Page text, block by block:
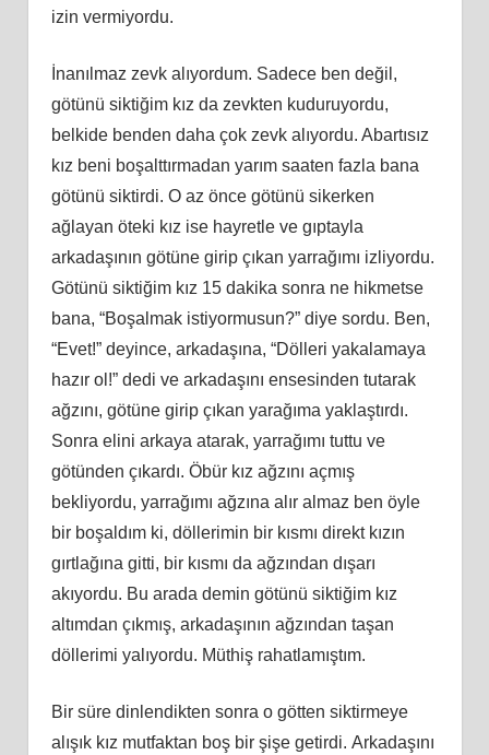
izin vermiyordu.
İnanılmaz zevk alıyordum. Sadece ben değil,
götünü siktiğim kız da zevkten kuduruyordu,
belkide benden daha çok zevk alıyordu. Abartısız
kız beni boşalttırmadan yarım saaten fazla bana
götünü siktirdi. O az önce götünü sikerken
ağlayan öteki kız ise hayretle ve gıptayla
arkadaşının götüne girip çıkan yarrağımı izliyordu.
Götünü siktiğim kız 15 dakika sonra ne hikmetse
bana, “Boşalmak istiyormusun?” diye sordu. Ben,
“Evet!” deyince, arkadaşına, “Dölleri yakalamaya
hazır ol!” dedi ve arkadaşını ensesinden tutarak
ağzını, götüne girip çıkan yarağıma yaklaştırdı.
Sonra elini arkaya atarak, yarrağımı tuttu ve
götünden çıkardı. Öbür kız ağzını açmış
bekliyordu, yarrağımı ağzına alır almaz ben öyle
bir boşaldım ki, döllerimin bir kısmı direkt kızın
gırtlağına gitti, bir kısmı da ağzından dışarı
akıyordu. Bu arada demin götünü siktiğim kız
altımdan çıkmış, arkadaşının ağzından taşan
döllerimi yalıyordu. Müthiş rahatlamıştım.
Bir süre dinlendikten sonra o götten siktirmeye
alışık kız mutfaktan boş bir şişe getirdi. Arkadaşını